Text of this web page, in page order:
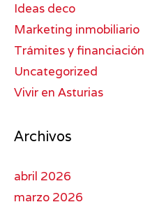
Ideas deco
Marketing inmobiliario
Trámites y financiación
Uncategorized
Vivir en Asturias
Archivos
abril 2026
marzo 2026